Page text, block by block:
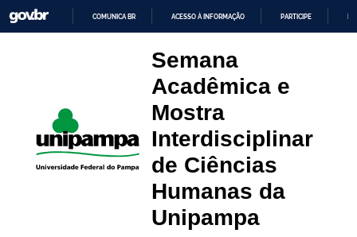
content
O
CONTEÚDO
COMUNICA BR ACESSO À INFORMAÇÃO PARTICIPE
Semana
Acadêmica e
Mostra
Interdisciplinar
de Ciências
Humanas da
Unipampa